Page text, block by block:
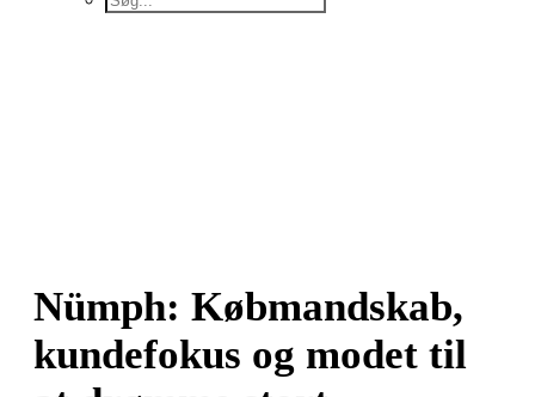
Nümph: Købmandskab,
kundefokus og modet til